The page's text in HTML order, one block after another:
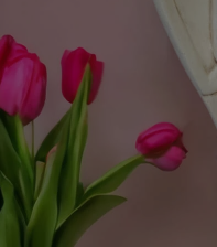
Was sind
Daten
über eine
Person. Bei der
sich beispielsweise um E-
Falle einer Bestellung um
Technologien (z.
die von uns auf
bei der Nutzung